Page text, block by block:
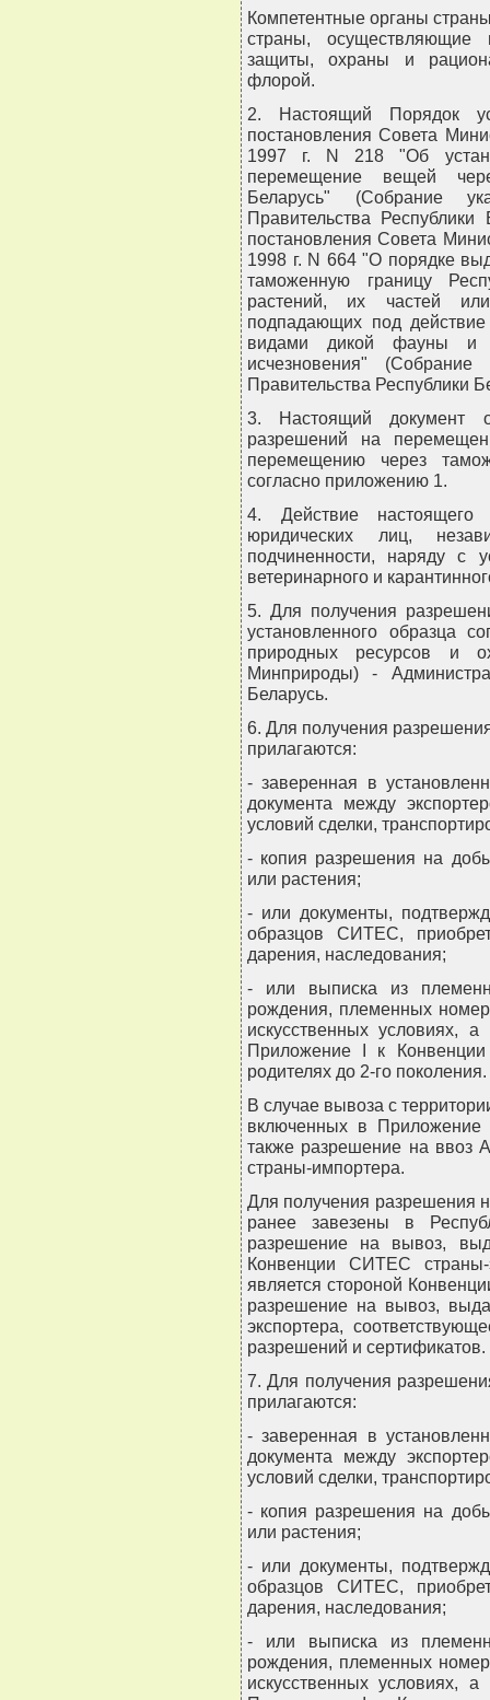
Компетентные органы
страны, осуществляющие
защиты, охраны и
флорой.
2. Настоящий Порядок
постановления Совета
1997 г. N 218 "Об
перемещение вещей
Беларусь" (Собрание
Правительства
постановления Совета
1998 г. N 664 "О порядке
таможенную границу
растений, их частей
подпадающих под
видами дикой фауны и
исчезновения"
Правительства Республики
3. Настоящий документ
разрешений на
перемещению через
согласно приложению 1.
4. Действие настоящего
юридических лиц,
подчиненности, наряду с
ветеринарного и
5. Для получения
установленного образца
природных ресурсов и
Минприроды) -
Беларусь.
6. Для получения
прилагаются:
- заверенная в
документа между
условий сделки,
- копия разрешения на
или растения;
- или документы,
образцов СИТЕС,
дарения, наследования;
- или выписка из
рождения, племенных
искусственных условиях,
Приложение I к
родителях до 2-го поколения.
В случае вывоза с
включенных в
также разрешение на ввоз
страны-импортера.
Для получения разрешения
ранее завезены в
разрешение на вывоз,
Конвенции СИТЕС страны-
является стороной
разрешение на вывоз,
экспортера,
разрешений и сертификатов.
7. Для получения
прилагаются:
- заверенная в
документа между
условий сделки,
- копия разрешения на
или растения;
- или документы,
образцов СИТЕС,
дарения, наследования;
- или выписка из
рождения, племенных
искусственных условиях,